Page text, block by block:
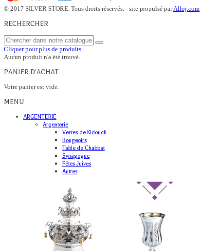
© 2017 SILVER STORE. Tous droits réservés. - site propulsé parAlloj.com
RECHERCHER
Cliquer pour plus de produits.
Aucun produit n'a été trouvé.
PANIER D'ACHAT
Votre panier est vide.
MENU
ARGENTERIE
Argenterie
Verres de Kidouch
Bougeoirs
Table de Chabbat
Synagogue
Fêtes Juives
Autres